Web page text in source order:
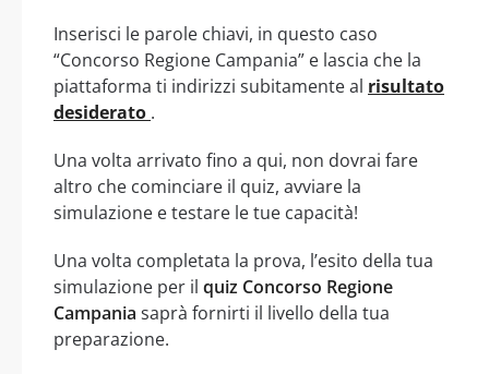
Inserisci le parole chiavi, in questo caso
“Concorso Regione Campania” e lascia che la
piattaforma ti indirizzi subitamente al risultato
desiderato .
Una volta arrivato fino a qui, non dovrai fare
altro che cominciare il quiz, avviare la
simulazione e testare le tue capacità!
Una volta completata la prova, l’esito della tua
simulazione per il quiz Concorso Regione
Campania saprà fornirti il livello della tua
preparazione.